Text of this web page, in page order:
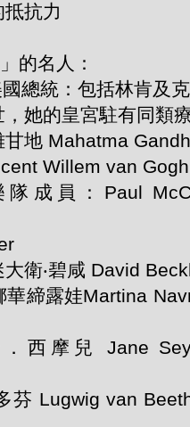
抗力
的名人：
總統：包括林肯及
她的皇宮駐有同類
地 Mahatma
Willem van Gogh
成員：Paul
衛‧碧咸 David
華締露娃Martina
西摩兒 Jane
芬 Lugwig van